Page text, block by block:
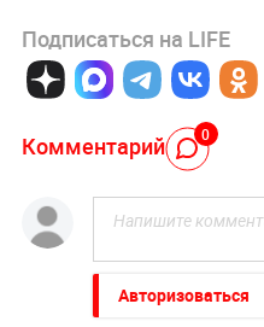
Подписаться на LIFE
Комментарий 0
Авторизоваться